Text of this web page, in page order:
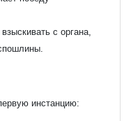
с органа,
инстанцию: